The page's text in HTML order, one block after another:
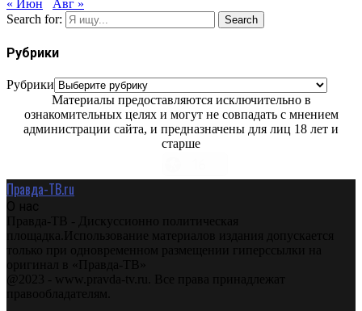
« Июн
Авг »
Search for:
Search
Рубрики
Рубрики
Материалы предоставляются исключительно в
ознакомительных целях и могут не совпадать с мнением
администрации сайта, и предназначены для лиц 18 лет и
старше
Правда-ТВ.ru
О нас
Правда-ТВ - Дискуссионно политическая
площадка.Использование материалов издания допускается
только при одновременном размещении гиперссылки на
оригинал в «Правда-ТВ»
@2023 - www.pravda-tv.ru. Все права принадлежат
правообладателям.